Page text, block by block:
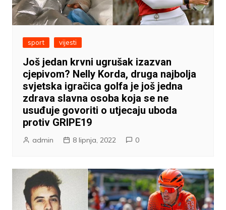
sport vijesti
Još jedan krvni ugrušak izazvan
cjepivom? Nelly Korda, druga najbolja
svjetska igračica golfa je još jedna
zdrava slavna osoba koja se ne
usuđuje govoriti o utjecaju uboda
protiv GRIPE19
admin 8 lipnja, 2022 0